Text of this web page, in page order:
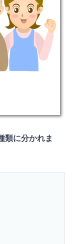
類に分かれま